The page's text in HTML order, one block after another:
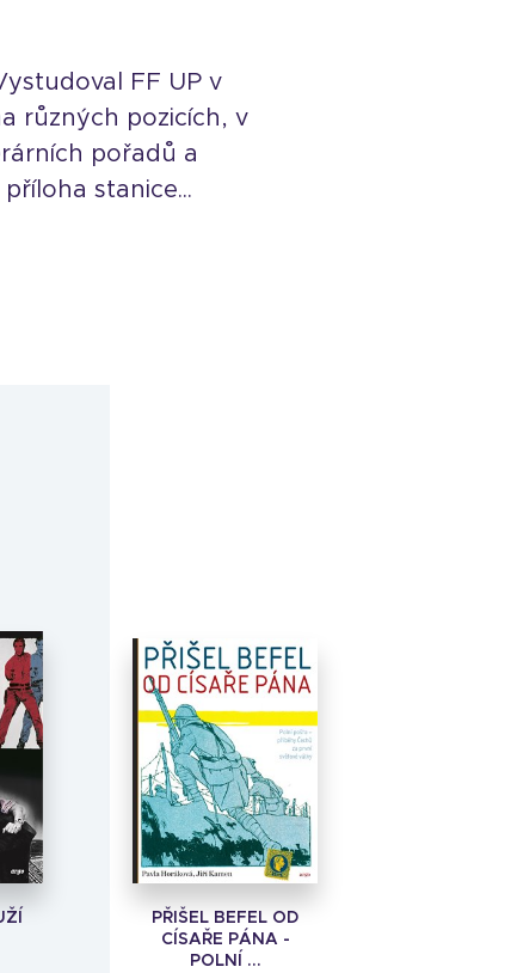
FF UP v
různých pozicích, v
pořadů a
stanice...
PŘIŠEL BEFEL OD
CÍSAŘE PÁNA -
POLNÍ ...